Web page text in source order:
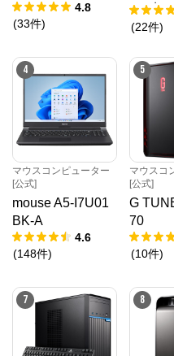
4.8
(33件)
ト5点
(22件)
4
マウスコンピューター
[公式]
mouse A5-I7U01
BK-A
4.6
(148件)
5
マウスコ
[公式]
G
70
(10件)
7 8